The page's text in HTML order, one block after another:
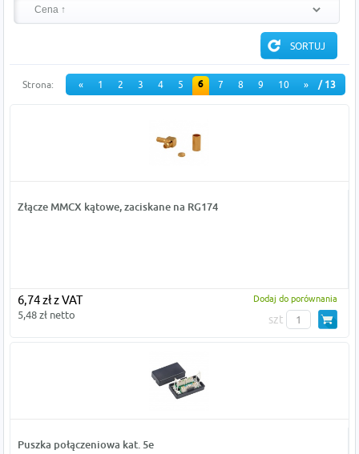
Strona: « 1 2 3 4 5 6 7 8 9 10 » / 13
Złącze MMCX kątowe, zaciskane na RG174
6,74 zł z VAT
5,48 zł netto
Dodaj do porównania
szt
Puszka połączeniowa kat. 5e